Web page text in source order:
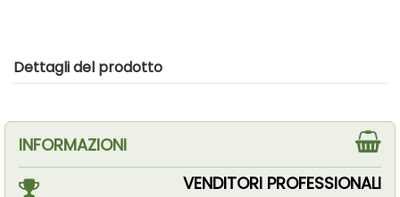
Dettagli del prodotto
INFORMAZIONI
VENDITORI PROFESSIONALI